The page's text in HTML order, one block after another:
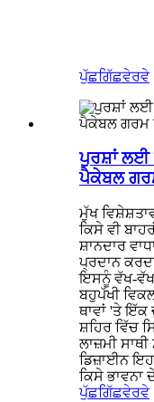
ਪੁੱਛਗਿੱਛਵੇਰਵੇ
ਪੁਰਸ਼ਾਂ ਲਈ
ਪੈਕੇਬਲ
ਮੁੱਖ
ਕਿਸੇ ਵੀ
ਸ਼ਾਨਦਾਰ
ਪ੍ਰਦਾਨ
ਇਸਨੂੰ ਵੱਖ-
ਬਹੁਪੱਖੀ
ਥਾਵਾਂ 'ਤੇ ਇੱਕ
ਸ਼ਹਿਰ ਵਿੱਚ
ਲਾਜ਼ਮੀ
ਡਿਜ਼ਾਈਨ ਇਹ
ਕਿਸੇ ਭਾਵਨਾ
ਪੁੱਛਗਿੱਛਵੇਰਵੇ